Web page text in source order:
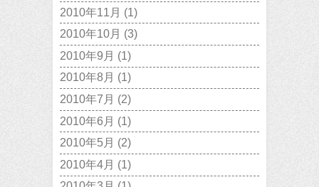
2010年11月 (1)
2010年10月 (3)
2010年9月 (1)
2010年8月 (1)
2010年7月 (2)
2010年6月 (1)
2010年5月 (2)
2010年4月 (1)